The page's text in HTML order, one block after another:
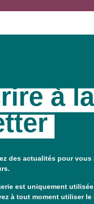
à la
des actualités pour
est uniquement
à tout moment utiliser